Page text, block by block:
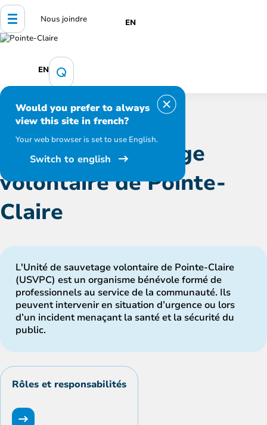
Nous joindre EN
EN
Would you prefer to always
view this site in french?
Your web browser is set to use English.
Switch to english
Santé et sécurité publique
volontaire de Pointe-Claire
Unité de sauvetage
volontaire de Pointe-
Claire
L'Unité de sauvetage volontaire de Pointe-Claire
(USVPC) est un organisme bénévole formé de
professionnels au service de la communauté. Ils
peuvent intervenir en situation d’urgence ou lors
d’un incident menaçant la santé et la sécurité du
public.
Rôles et responsabilités